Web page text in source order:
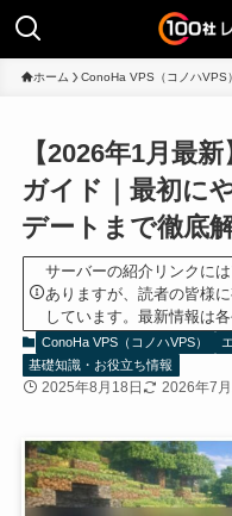
ホーム ConoHa VPS（コノハVPS）
【2026年1月最
ガイド｜最初に
デートまで徹底
サーバーの紹介リンクに
ありますが、読者の皆様
しています。最新情報は
ConoHa VPS（コノハVPS）
基礎知識・お役立ち情報
2025年8月18日 2026年7